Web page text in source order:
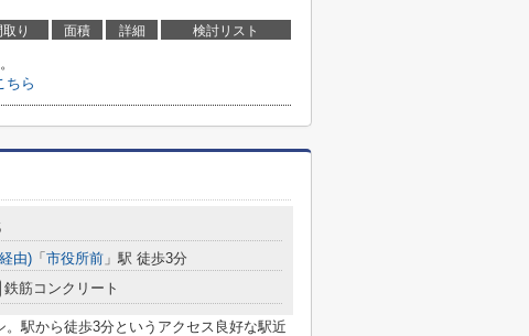
取り 面積 詳細 検討リスト
ちら
由) 「 市役所前 」駅 徒歩3分
鉄筋コンクリート
。駅から徒歩3分というアクセス良好な駅近